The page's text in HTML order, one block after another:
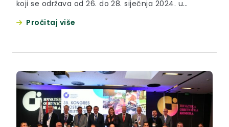
koji se održava od 26. do 28. siječnja 2024. u
projekta “Utjecaj, a ne ukras”, koji provodi Savez
Pročitaj više